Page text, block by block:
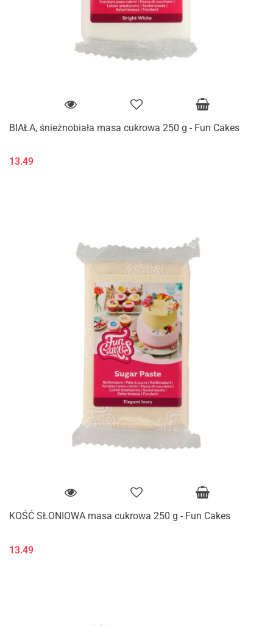
BIAŁA, śnieżnobiała masa cukrowa 250 g - Fun Cakes
13.49
KOŚĆ SŁONIOWA masa cukrowa 250 g - Fun Cakes
13.49